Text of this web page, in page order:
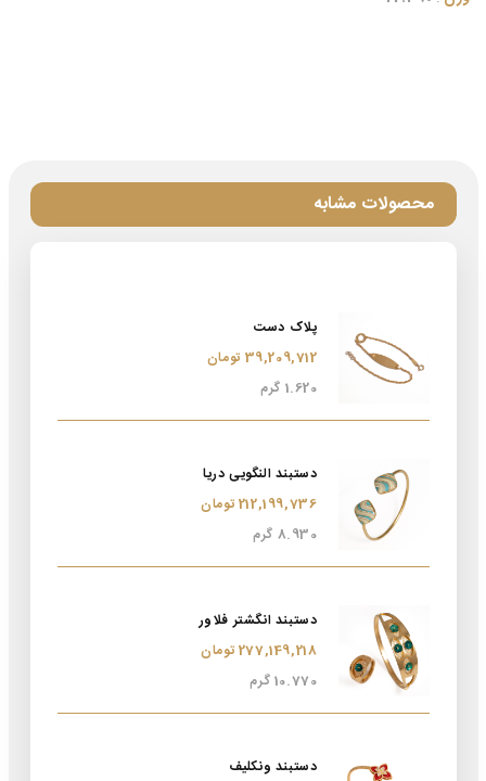
محصولات مشابه
پلاک دست
39,209,712 تومان
1.620 گرم
دستبند النگویی دریا
212,199,736 تومان
8.930 گرم
دستبند انگشتر فلاور
277,149,218 تومان
10.770 گرم
دستبند ونکلیف